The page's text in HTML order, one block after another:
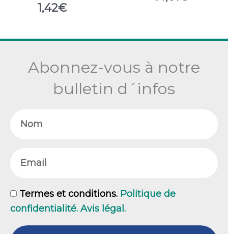
1,42€
Abonnez-vous à notre
bulletin d´infos
GDPR
Termes et conditions. Politique de
confidentialité. Avis légal.